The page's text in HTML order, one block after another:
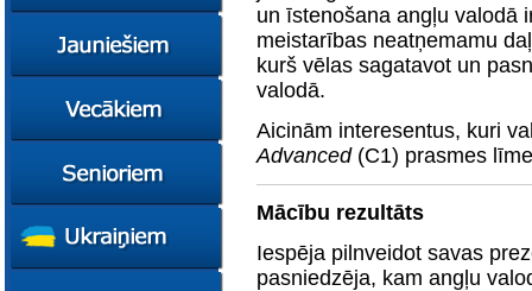
konsultācijas
mentori
Konkursi
pedagogiem
konsultācijas
Pašvaldības atbalsts
Resursi
STEM junioriem
Empower65
Kursi
un īstenošana angļu valodā
meistarības neatņemamu
kurš vēlas sagatavot un
valodā.
Aicinām interesentus, kuri
Advanced (C1) prasmes
Mācību rezultāts
Iespēja pilnveidot savas
pasniedzēja, kam angļu